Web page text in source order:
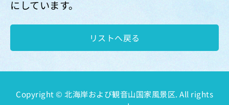
にしています。
リストへ戻る
Copyright © 北海岸および観音山国家風景区. All rights